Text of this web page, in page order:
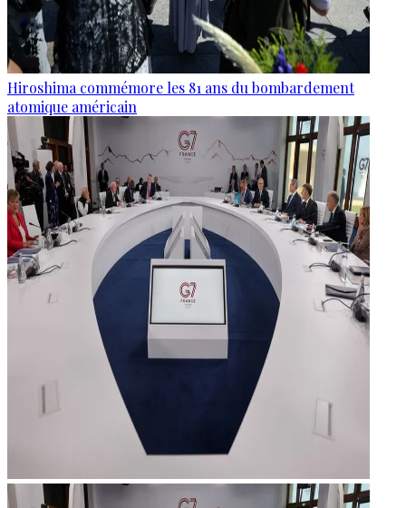
Hiroshima commémore les 81 ans du bombardement
atomique américain